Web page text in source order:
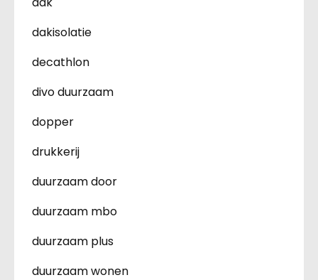
dakisolatie
decathlon
divo duurzaam
dopper
drukkerij
duurzaam door
duurzaam mbo
duurzaam plus
duurzaam wonen